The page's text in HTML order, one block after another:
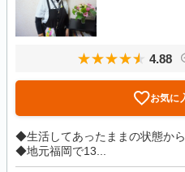
4.88
お気に
◆生活してあったままの状態か
◆地元福岡で13...